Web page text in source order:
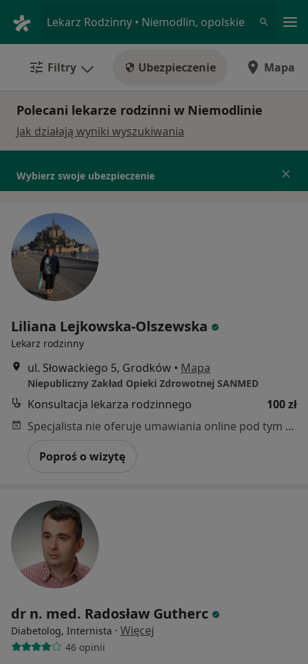
Lekarz Rodzinny • Niemodlin, opolskie
Filtry Ubezpieczenie Mapa
Polecani lekarze rodzinni w Niemodlinie
Jak działają wyniki wyszukiwania
Wybierz swoje ubezpieczenie
Liliana Lejkowska-Olszewska
Lekarz rodzinny
ul. Słowackiego 5, Grodków • Mapa
Niepubliczny Zakład Opieki Zdrowotnej SANMED
Konsultacja lekarza rodzinnego
100 zł
Specjalista nie oferuje umawiania online pod tym adresem.
Poproś o wizytę
dr n. med. Radosław Gutherc
Diabetolog, Internista · Więcej
46 opinii